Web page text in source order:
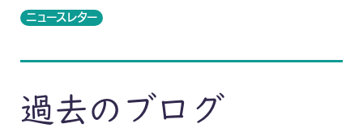
ニュースレター
過去のブログ